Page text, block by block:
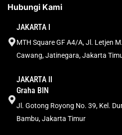
Hubungi Kami
JAKARTA I
MTH Square GF A4/A, Jl. Letjen
Cawang, Jatinegara, Jakarta
JAKARTA II
Graha BIN
Jl. Gotong Royong No. 39, Kel.
Bambu, Jakarta Timur